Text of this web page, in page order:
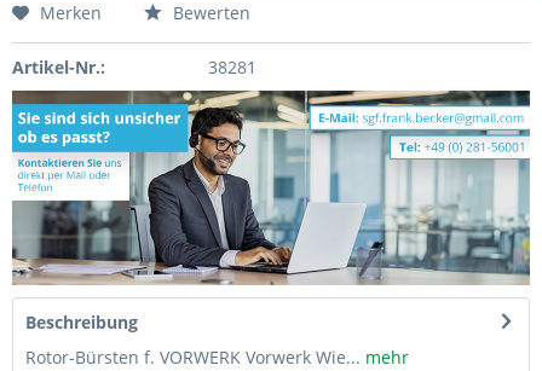
Merken Bewerten
Artikel-Nr.: 38281
Beschreibung
Rotor-Bürsten f. VORWERK Vorwerk Wie... mehr